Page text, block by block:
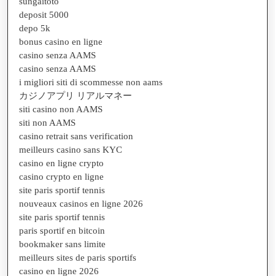
deposit 5000
depo 5k
bonus casino en ligne
casino senza AAMS
casino senza AAMS
i migliori siti di scommesse non aams
カジノアプリ リアルマネー
siti casino non AAMS
siti non AAMS
casino retrait sans verification
meilleurs casino sans KYC
casino en ligne crypto
casino crypto en ligne
site paris sportif tennis
nouveaux casinos en ligne 2026
site paris sportif tennis
paris sportif en bitcoin
bookmaker sans limite
meilleurs sites de paris sportifs
casino en ligne 2026